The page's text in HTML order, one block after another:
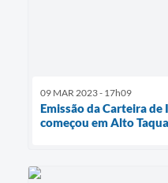
09 MAR 2023 - 17h09
Emissão da Carteira
começou em Alto